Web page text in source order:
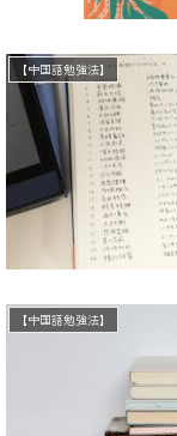
【中国語勉強法】
【中国語勉強法】